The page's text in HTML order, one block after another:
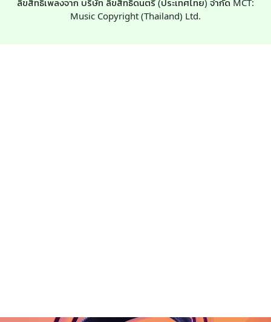
Music Copyright (Thailand) Ltd.